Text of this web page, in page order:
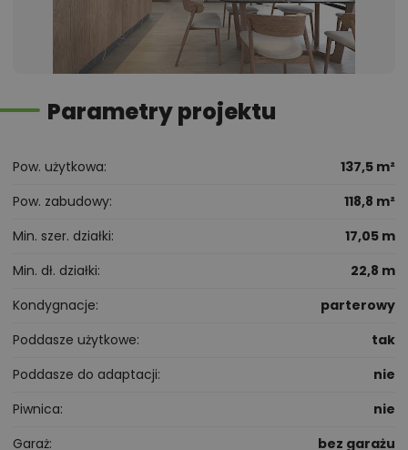
Parametry projektu
Pow. użytkowa
137,5 m²
Pow. zabudowy
118,8 m²
Min. szer. działki
17,05 m
Min. dł. działki
22,8 m
Kondygnacje
parterowy
Poddasze użytkowe
tak
Poddasze do adaptacji
nie
Piwnica
nie
Garaż
bez garażu